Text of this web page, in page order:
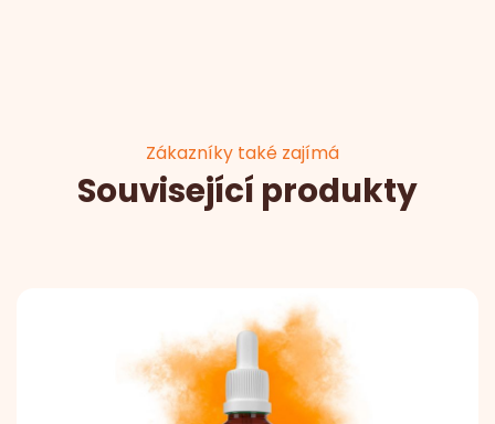
Zákazníky také zajímá
Související produkty